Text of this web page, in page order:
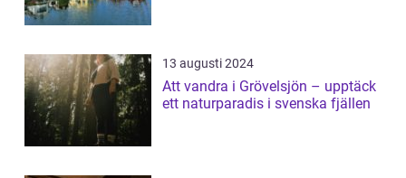
13 augusti 2024
Att vandra i Grövelsjön – upptäck
ett naturparadis i svenska fjällen